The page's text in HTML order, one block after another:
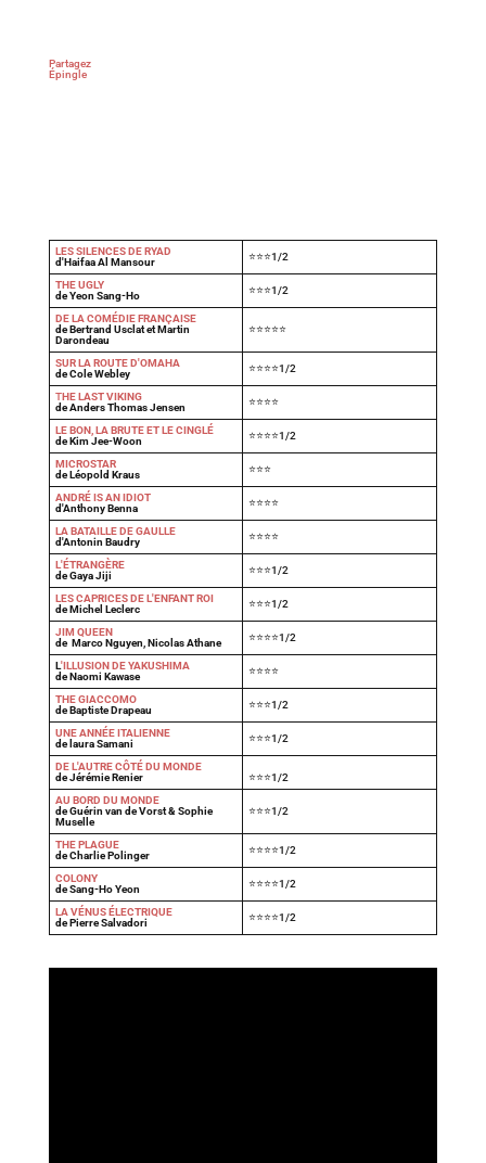
Partagez
Épingle
LES SILENCES DE RYAD
d'Haifaa Al Mansour
⭐⭐⭐1/2
THE UGLY
de Yeon Sang-Ho
⭐⭐⭐1/2
DE LA COMÉDIE FRANÇAISE
de Bertrand Usclat et Martin
Darondeau
⭐⭐⭐⭐⭐
SUR LA ROUTE D'OMAHA
de Cole Webley
⭐⭐⭐⭐1/2
THE LAST VIKING
de Anders Thomas Jensen
⭐⭐⭐⭐
LE BON, LA BRUTE ET LE CINGLÉ
de Kim Jee-Woon
⭐⭐⭐⭐1/2
MICROSTAR
de Léopold Kraus
⭐⭐⭐
ANDRÉ IS AN IDIOT
d'Anthony Benna
⭐⭐⭐⭐
LA BATAILLE DE GAULLE
d'Antonin Baudry
⭐⭐⭐⭐
L'ÉTRANGÈRE
de Gaya Jiji
⭐⭐⭐1/2
LES CAPRICES DE L'ENFANT ROI
de Michel Leclerc
⭐⭐⭐1/2
JIM QUEEN
de Marco Nguyen, Nicolas Athane
⭐⭐⭐⭐1/2
L'ILLUSION DE YAKUSHIMA
de Naomi Kawase
⭐⭐⭐⭐
THE GIACCOMO
de Baptiste Drapeau
⭐⭐⭐1/2
UNE ANNÉE ITALIENNE
de laura Samani
⭐⭐⭐1/2
DE L'AUTRE CÔTÉ DU MONDE
de Jérémie Renier
⭐⭐⭐1/2
AU BORD DU MONDE
de Guérin van de Vorst & Sophie
Muselle
⭐⭐⭐1/2
THE PLAGUE
de Charlie Polinger
⭐⭐⭐⭐1/2
COLONY
de Sang-Ho Yeon
⭐⭐⭐⭐1/2
LA VÉNUS ÉLECTRIQUE
de Pierre Salvadori
⭐⭐⭐⭐1/2